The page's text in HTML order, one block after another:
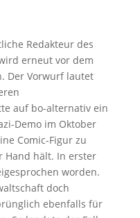
Redakteur des
erneut vor dem
Der Vorwurf lautet
auf bo-alternativ ein
Demo im Oktober
Comic-Figur zu
Hand hält. In erster
worden.
doch
ebenfalls für